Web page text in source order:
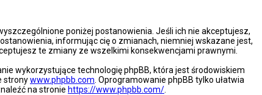
poniżej postanowienia. Jeśli ich nie akceptujesz,
informując cię o zmianach, niemniej wskazane jest,
te zmiany ze wszelkimi konsekwencjami prawnymi.
wykorzystujące technologię phpBB, która jest środowiskiem
stronywww.phpbb.com . Oprogramowanie phpBB tylko ułatwia
na stronie https://www.phpbb.com/